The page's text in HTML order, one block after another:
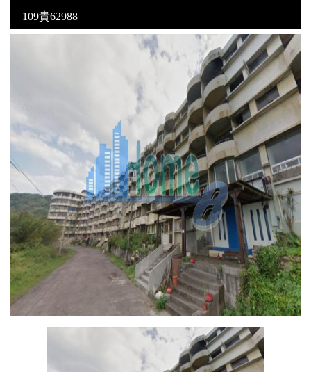
109貴62988